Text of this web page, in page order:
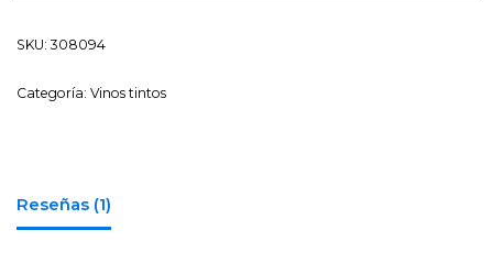
SKU: 308094
Categoría: Vinos tintos
Reseñas (1)